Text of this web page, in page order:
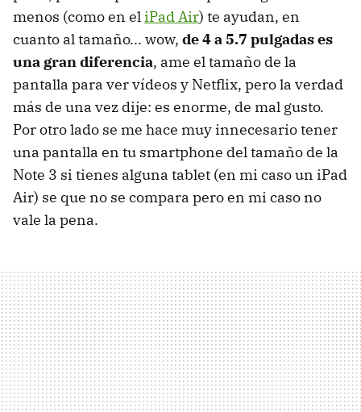
menos (como en el iPad Air) te ayudan, en
cuanto al tamaño... wow, de 4 a 5.7 pulgadas es
una gran diferencia, ame el tamaño de la
pantalla para ver vídeos y Netflix, pero la verdad
más de una vez dije: es enorme, de mal gusto.
Por otro lado se me hace muy innecesario tener
una pantalla en tu smartphone del tamaño de la
Note 3 si tienes alguna tablet (en mi caso un iPad
Air) se que no se compara pero en mi caso no
vale la pena.